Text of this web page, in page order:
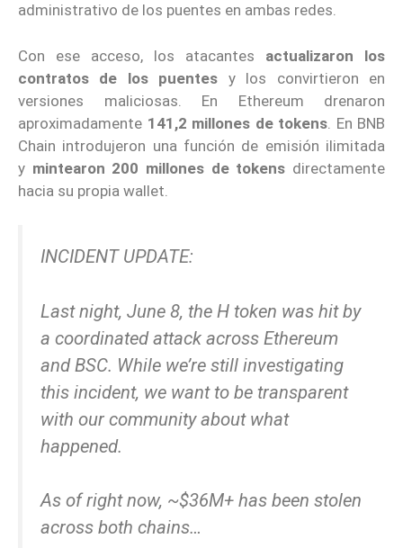
administrativo de los puentes en ambas redes.
Con ese acceso, los atacantes actualizaron los
contratos de los puentes y los convirtieron en
versiones maliciosas. En Ethereum drenaron
aproximadamente 141,2 millones de tokens . En BNB
Chain introdujeron una función de emisión ilimitada
y mintearon 200 millones de tokens directamente
hacia su propia wallet.
INCIDENT UPDATE:
Last night, June 8, the H token was hit by
a coordinated attack across Ethereum
and BSC. While we’re still investigating
this incident, we want to be transparent
with our community about what
happened.
As of right now, ~$36M+ has been stolen
across both chains…